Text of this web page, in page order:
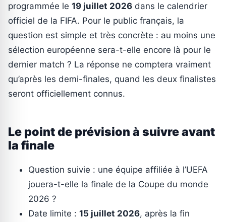
programmée le 19 juillet 2026 dans le calendrier
officiel de la FIFA. Pour le public français, la
question est simple et très concrète : au moins une
sélection européenne sera-t-elle encore là pour le
dernier match ? La réponse ne comptera vraiment
qu’après les demi-finales, quand les deux finalistes
seront officiellement connus.
Le point de prévision à suivre avant
la finale
Question suivie : une équipe affiliée à l’UEFA
jouera-t-elle la finale de la Coupe du monde
2026 ?
Date limite : 15 juillet 2026, après la fin